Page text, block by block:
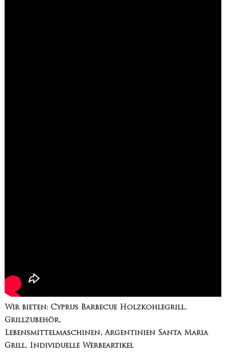
Wir bieten: Cyprus Barbecue Holzkohlegrill,
Grillzubehör,
Lebensmittelmaschinen, Argentinien Santa Maria
Grill, Individuelle Werbeartikel